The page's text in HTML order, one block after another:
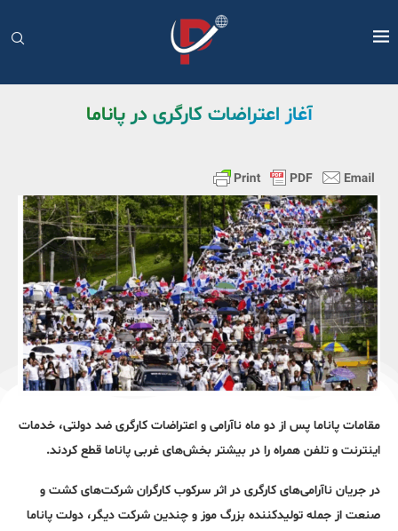
آغاز اعتراضات کارگری در پاناما
مقامات پاناما پس از دو ماه ناآرامی و اعتراضات کارگری ضد دولتی، خدمات
اینترنت و تلفن همراه را در بیشتر بخش‌های غربی پاناما قطع کردند.
در جریان ناآرامی‌های کارگری در اثر سرکوب کارگران شرکت‌های کشت و
صنعت از جمله تولیدکننده بزرگ موز و چندین شرکت دیگر، دولت پاناما